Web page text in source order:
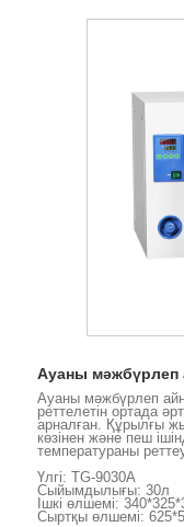
Ауаны
Ауаны мәжбүрлеп
реттелетін ортада
арналған. Құрылғы
көзінен және пеш
температураны
Үлгі: TG-9030A
Сыйымдылығы: 30л
Ішкі өлшемі:
Сыртқы өлшемі: